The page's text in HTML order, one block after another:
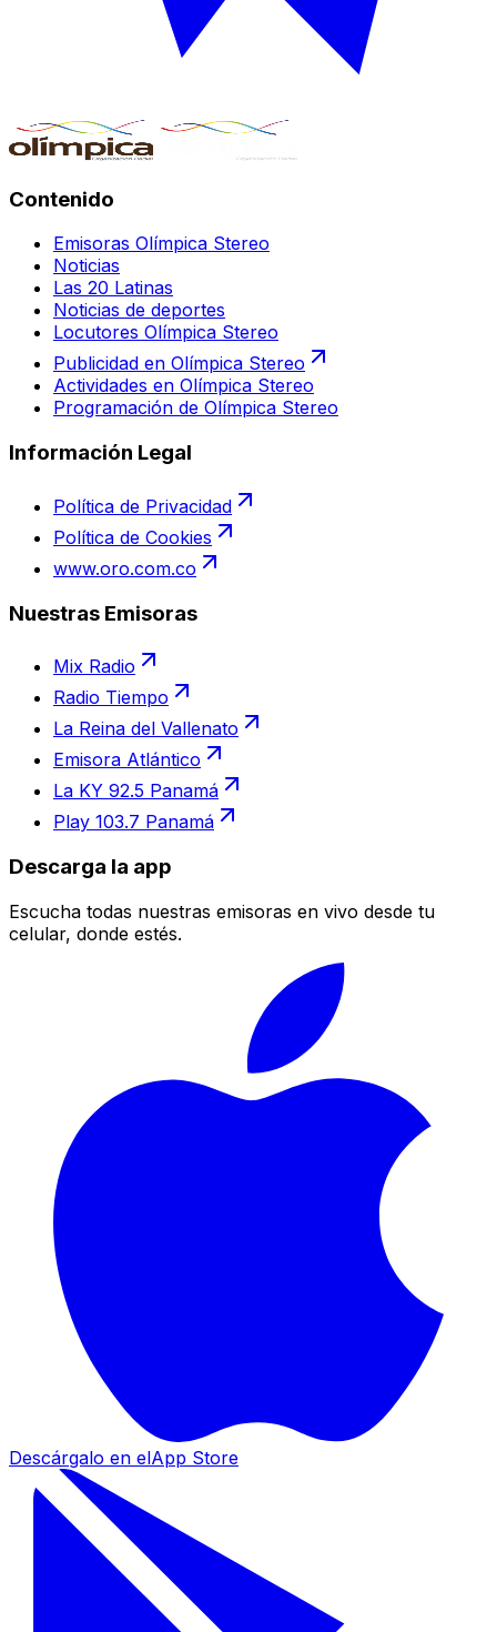
Contenido
Emisoras Olímpica Stereo
Noticias
Las 20 Latinas
Noticias de deportes
Locutores Olímpica Stereo
Publicidad en Olímpica Stereo
Actividades en Olímpica Stereo
Programación de Olímpica Stereo
Información Legal
Política de Privacidad
Política de Cookies
www.oro.com.co
Nuestras Emisoras
Mix Radio
Radio Tiempo
La Reina del Vallenato
Emisora Atlántico
La KY 92.5 Panamá
Play 103.7 Panamá
Descarga la app
Escucha todas nuestras emisoras en vivo desde tu
celular, donde estés.
Descárgalo en elApp Store